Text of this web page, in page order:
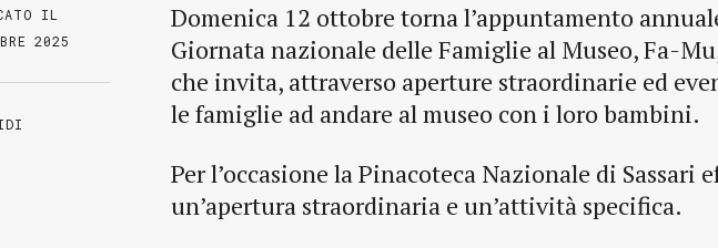
IL
2025
Domenica 12 ottobre torna l’appuntamento
Giornata nazionale delle Famiglie al Museo, Fa-
che invita, attraverso aperture straordinarie ed
le famiglie ad andare al museo con i loro bambini.
Per l’occasione la Pinacoteca Nazionale di Sassari
un’apertura straordinaria e un’attività specifica.